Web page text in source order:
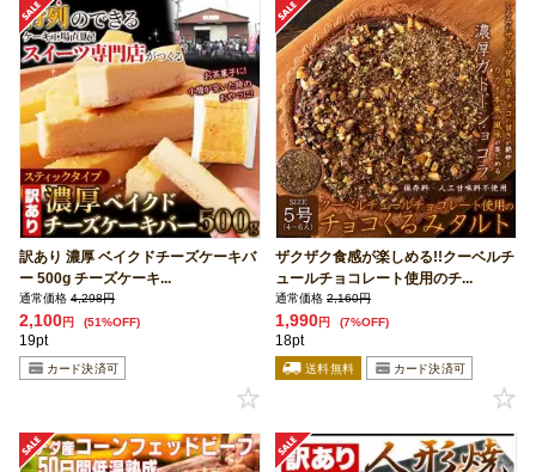
訳あり 濃厚 ベイクドチーズケーキバ
ー 500g チーズケーキ...
通常価格 4,298円
2,100円 (51%OFF)
19pt
ザクザク食感が楽しめる!!クーベルチ
ュールチョコレート使用のチ...
通常価格 2,160円
1,990円 (7%OFF)
18pt